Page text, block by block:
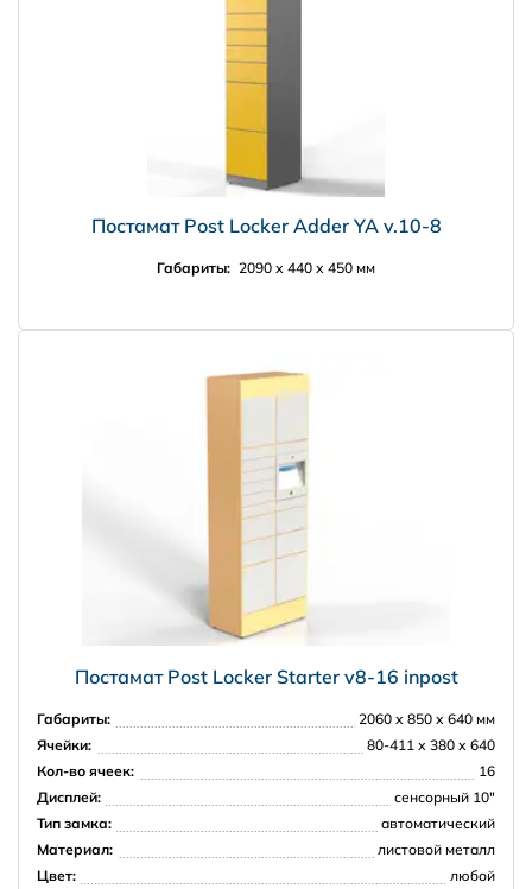
Постамат Post Locker Adder YA v.10-8
Габариты: 2090 х 440 х 450 мм
Постамат Post Locker Starter v8-16 inpost
Габариты:
2060 х 850 х 640 мм
Ячейки:
80-411 х 380 х 640
Кол-во ячеек:
16
Дисплей:
сенсорный 10"
Тип замка:
автоматический
Материал:
листовой металл
Цвет:
любой